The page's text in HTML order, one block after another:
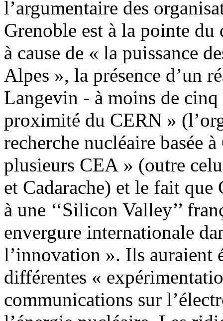
l’argumentaire des
Grenoble est à la pointe du
à cause de « la puissance
Alpes », la présence d’un
Langevin - à moins de
proximité du CERN »
recherche nucléaire basée
plusieurs CEA » (outre
et Cadarache) et le fait que
à une ‘‘Silicon Valley’’
envergure internationale
l’innovation ». Ils auraient
différentes «
communications sur